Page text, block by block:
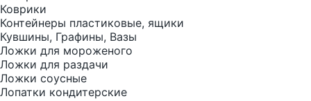
Коврики
Контейнеры пластиковые, ящики
Кувшины, Графины, Вазы
Ложки для мороженого
Ложки для раздачи
Ложки соусные
Лопатки кондитерские